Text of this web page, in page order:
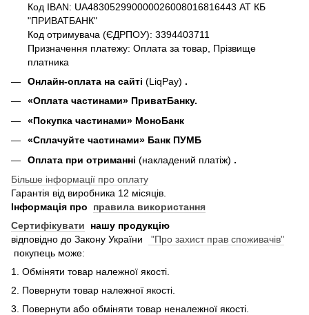
Код IBAN: UA483052990000026008016816443 АТ КБ
"ПРИВАТБАНК"
Код отримувача (ЄДРПОУ): 3394403711
Призначення платежу: Оплата за товар, Прізвище
платника
Онлайн-оплата на сайті (LiqPay) .
«Оплата частинами» ПриватБанку.
«Покупка частинами» МоноБанк
«Сплачуйте частинами» Банк ПУМБ
Оплата при отриманні (накладений платіж) .
Більше інформації про оплату
Гарантія від виробника 12 місяців.
Інформація про правила використання
Сертифікувати нашу продукцію
відповідно до Закону України
"Про захист прав споживачів"
покупець може:
1. Обміняти товар належної якості.
2. Повернути товар належної якості.
3. Повернути або обміняти товар неналежної якості.